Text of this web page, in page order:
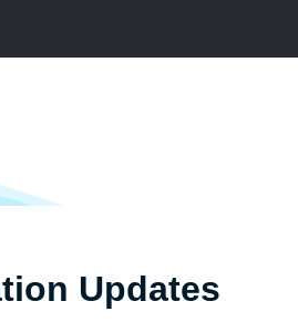
Updates